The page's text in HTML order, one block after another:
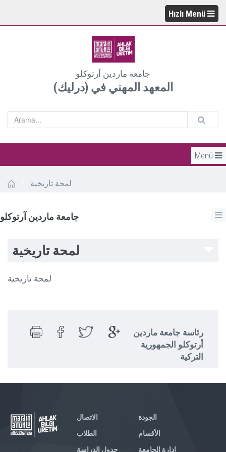
Hızlı Menü
جامعة ماردين آرتوكلو
(المعهد المهني في (درليك
Menü
لمحة تاريخية
جامعة ماردين آرتوكلو
لمحة تاريخية
لمحة تاريخية
رئاسة جامعة ماردين
أرتوكلو الجمهورية
التركية
الاتصال
الطلاب
جدول الدراسة
الجودة
الأقسام
إدارة الجامعة